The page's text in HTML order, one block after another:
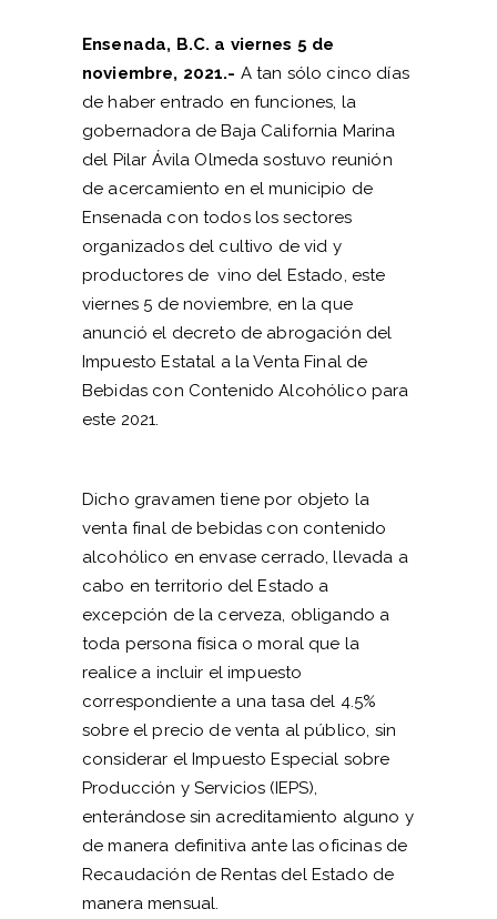
Ensenada, B.C. a viernes 5 de
noviembre, 2021.- A tan sólo cinco días
de haber entrado en funciones, la
gobernadora de Baja California Marina
del Pilar Ávila Olmeda sostuvo reunión
de acercamiento en el municipio de
Ensenada con todos los sectores
organizados del cultivo de vid y
productores de vino del Estado, este
viernes 5 de noviembre, en la que
anunció el decreto de abrogación del
Impuesto Estatal a la Venta Final de
Bebidas con Contenido Alcohólico para
este 2021.
Dicho gravamen tiene por objeto la
venta final de bebidas con contenido
alcohólico en envase cerrado, llevada a
cabo en territorio del Estado a
excepción de la cerveza, obligando a
toda persona física o moral que la
realice a incluir el impuesto
correspondiente a una tasa del 4.5%
sobre el precio de venta al público, sin
considerar el Impuesto Especial sobre
Producción y Servicios (IEPS),
enterándose sin acreditamiento alguno y
de manera definitiva ante las oficinas de
Recaudación de Rentas del Estado de
manera mensual.